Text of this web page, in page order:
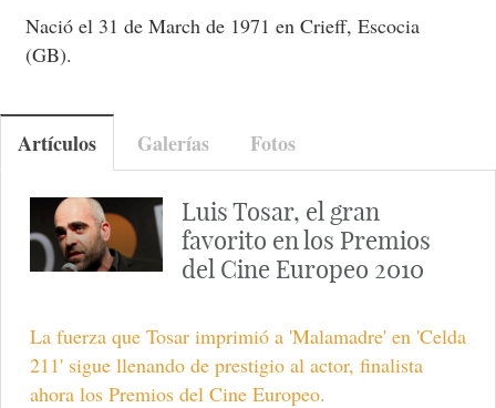
Nació el 31 de March de 1971 en Crieff, Escocia
(GB).
Artículos Galerías Fotos
Luis Tosar, el gran
favorito en los Premios
del Cine Europeo 2010
La fuerza que Tosar imprimió a 'Malamadre' en 'Celda
211' sigue llenando de prestigio al actor, finalista
ahora los Premios del Cine Europeo.